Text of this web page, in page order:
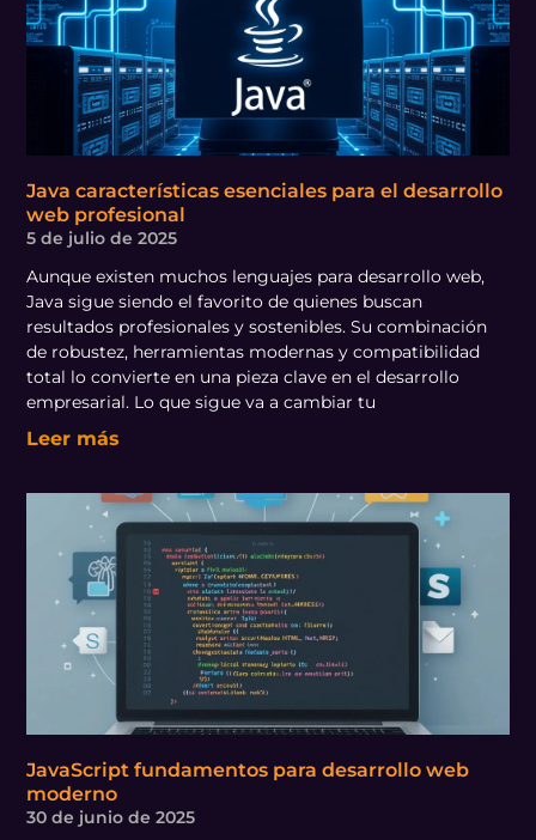
Java características esenciales para el desarrollo
web profesional
5 de julio de 2025
Aunque existen muchos lenguajes para desarrollo web,
Java sigue siendo el favorito de quienes buscan
resultados profesionales y sostenibles. Su combinación
de robustez, herramientas modernas y compatibilidad
total lo convierte en una pieza clave en el desarrollo
empresarial. Lo que sigue va a cambiar tu
Leer más
JavaScript fundamentos para desarrollo web
moderno
30 de junio de 2025